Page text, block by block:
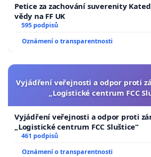
Petice za zachování suverenity
vědy na FF UK
595 podpisů
Oznámení o transparentnosti
Vyjádření veřejnosti a odpor proti
„Logistické centrum FCC
Vyjádření veřejnosti a odpor proti
„Logistické centrum FCC Sluštice“
461 podpisů
Oznámení o transparentnosti